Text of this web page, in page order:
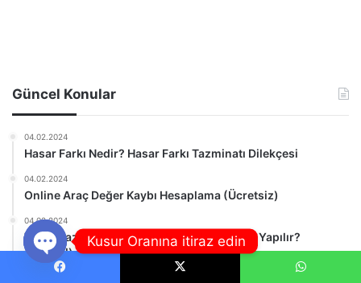
Güncel Konular
04.02.2024
Hasar Farkı Nedir? Hasar Farkı Tazminatı Dilekçesi
04.02.2024
Online Araç Değer Kaybı Hesaplama (Ücretsiz)
04.02.2024
Trafik Kazası Kusur Oranı Hesaplama Nasıl Yapılır?
(Güncel)
Kusur Oranına itiraz edin
Open